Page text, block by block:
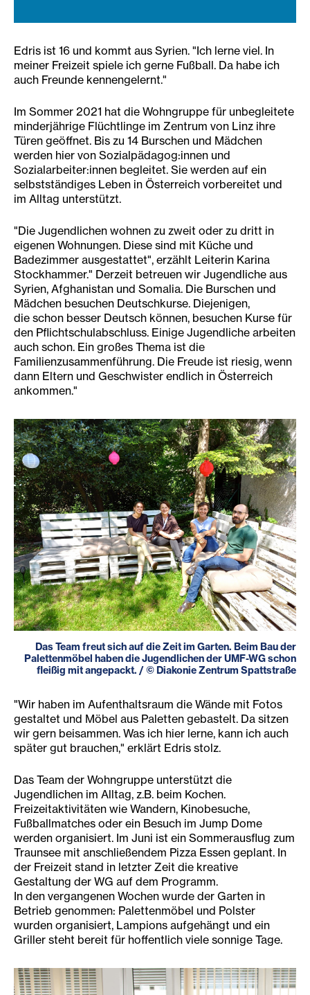
Edris ist 16 und kommt aus Syrien. "Ich lerne viel. In
meiner Freizeit spiele ich gerne Fußball. Da habe ich
auch Freunde kennengelernt."
Im Sommer 2021 hat die Wohngruppe für unbegleitete
minderjährige Flüchtlinge im Zentrum von Linz ihre
Türen geöffnet. Bis zu 14 Burschen und Mädchen
werden hier von Sozialpädagog:innen und
Sozialarbeiter:innen begleitet. Sie werden auf ein
selbstständiges Leben in Österreich vorbereitet und
im Alltag unterstützt.
"Die Jugendlichen wohnen zu zweit oder zu dritt in
eigenen Wohnungen. Diese sind mit Küche und
Badezimmer ausgestattet", erzählt Leiterin Karina
Stockhammer." Derzeit betreuen wir Jugendliche aus
Syrien, Afghanistan und Somalia. Die Burschen und
Mädchen besuchen Deutschkurse. Diejenigen,
die schon besser Deutsch können, besuchen Kurse für
den Pflichtschulabschluss. Einige Jugendliche arbeiten
auch schon. Ein großes Thema ist die
Familienzusammenführung. Die Freude ist riesig, wenn
dann Eltern und Geschwister endlich in Österreich
ankommen."
Das Team freut sich auf die Zeit im Garten. Beim Bau der
Palettenmöbel haben die Jugendlichen der UMF-WG schon
fleißig mit angepackt. /© Diakonie Zentrum Spattstraße
"Wir haben im Aufenthaltsraum die Wände mit Fotos
gestaltet und Möbel aus Paletten gebastelt. Da sitzen
wir gern beisammen. Was ich hier lerne, kann ich auch
später gut brauchen," erklärt Edris stolz.
Das Team der Wohngruppe unterstützt die
Jugendlichen im Alltag, z.B. beim Kochen.
Freizeitaktivitäten wie Wandern, Kinobesuche,
Fußballmatches oder ein Besuch im Jump Dome
werden organisiert. Im Juni ist ein Sommerausflug zum
Traunsee mit anschließendem Pizza Essen geplant. In
der Freizeit stand in letzter Zeit die kreative
Gestaltung der WG auf dem Programm.
In den vergangenen Wochen wurde der Garten in
Betrieb genommen: Palettenmöbel und Polster
wurden organisiert, Lampions aufgehängt und ein
Griller steht bereit für hoffentlich viele sonnige Tage.